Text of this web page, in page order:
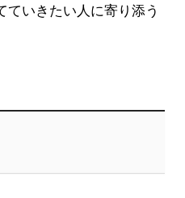
ていきたい人に寄り添う